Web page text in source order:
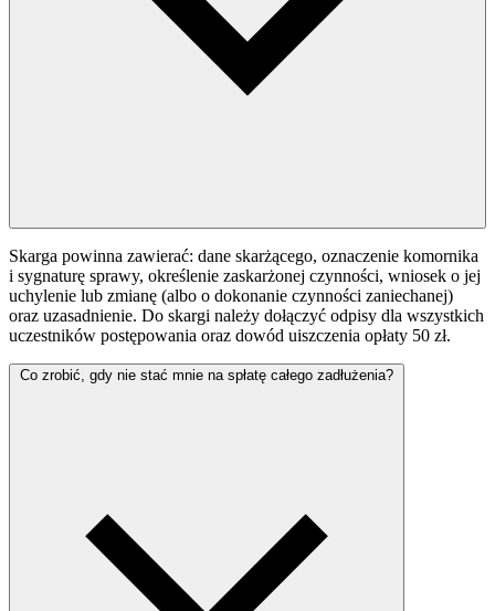
Skarga powinna zawierać: dane skarżącego, oznaczenie komornika
i sygnaturę sprawy, określenie zaskarżonej czynności, wniosek o jej
uchylenie lub zmianę (albo o dokonanie czynności zaniechanej)
oraz uzasadnienie. Do skargi należy dołączyć odpisy dla wszystkich
uczestników postępowania oraz dowód uiszczenia opłaty 50 zł.
Co zrobić, gdy nie stać mnie na spłatę całego zadłużenia?